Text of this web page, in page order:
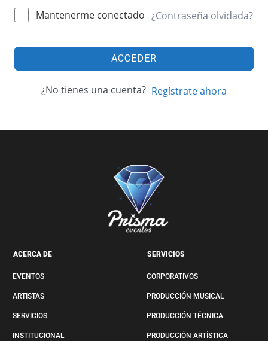
Mantenerme conectado ¿Contraseña olvidada?
ACCEDER
¿No tienes una cuenta? Regístrate ahora
ACERCA DE
EVENTOS
ARTISTAS
SERVICIOS
INSTITUCIONAL
SERVICIOS
CORPORATIVOS
PRODUCCIÓN MUSICAL
PRODUCCIÓN TÉCNICA
PRODUCCIÓN ARTÍSTICA